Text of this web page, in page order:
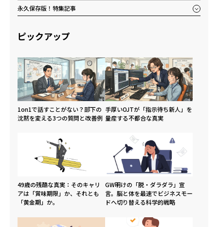
永久保存版！特集記事
ピックアップ
1on1で話すことがない？部下の
沈黙を変える3つの質問と改善例
手厚いOJTが「指示待ち新人」を
量産する不都合な真実
49歳の残酷な真実：そのキャリ
アは「賞味期限」か、それとも
「黄金期」か。
GW明けの「脱・ダラダラ」宣
言。脳と体を最速でビジネスモー
ドへ切り替える科学的戦略